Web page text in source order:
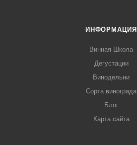
ИНФОРМАЦИЯ
Винная Школа
Дегустации
Винодельни
Сорта винограда
Блог
Карта сайта